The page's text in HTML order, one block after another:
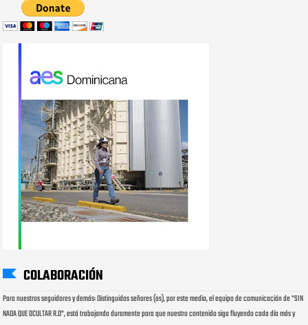
COLABORACIÓN
Para nuestros seguidores y demás: Distinguidos señores (as), por este medio, el equipo de comunicación de "SIN
NADA QUE OCULTAR R.D", está trabajando duramente para que nuestro contenido siga fluyendo cada día más y